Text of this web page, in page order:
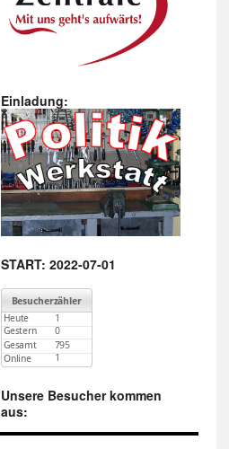
Einladung:
START: 2022-07-01
Unsere Besucher kommen
aus: